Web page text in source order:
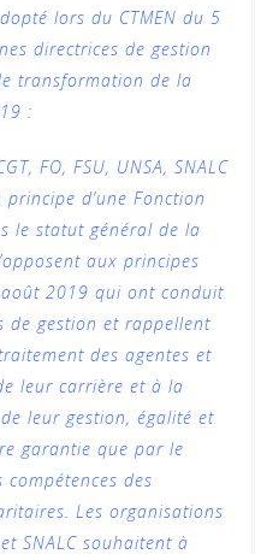
lors du CTMEN du 5
directrices de gestion
transformation de la
:
FO, FSU, UNSA, SNALC
d’une Fonction
le statut général de la
aux principes
2019 qui ont conduit
de gestion et rappellent
des agentes et
leur carrière et à la
leur gestion, égalité et
garantie que par le
des
Les organisations
SNALC souhaitent à